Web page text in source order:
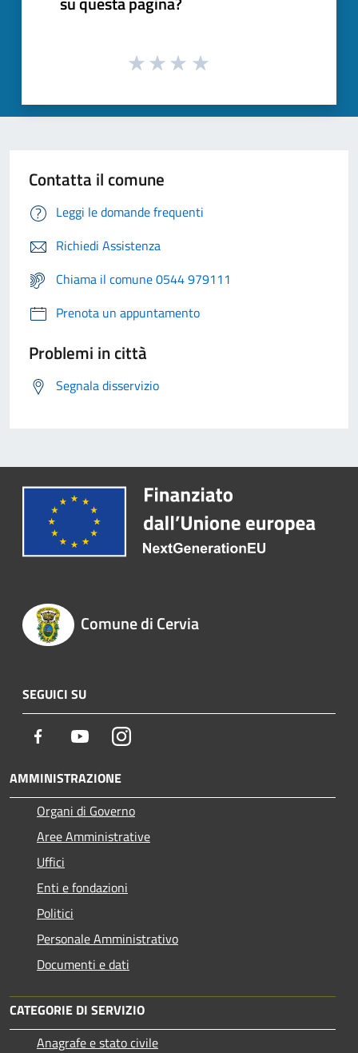
Contatta il comune
Leggi le domande frequenti
Richiedi Assistenza
Chiama il comune 0544 979111
Prenota un appuntamento
Problemi in città
Segnala disservizio
Comune di Cervia
SEGUICI SU
Facebook YoutubeInstagram
AMMINISTRAZIONE
Organi di Governo
Aree Amministrative
Uffici
Enti e fondazioni
Politici
Personale Amministrativo
Documenti e dati
CATEGORIE DI SERVIZIO
Anagrafe e stato civile